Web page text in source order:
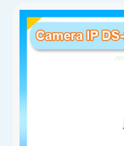
khoảng cách xa, AI
tiện hỗ trợ chụp đồng